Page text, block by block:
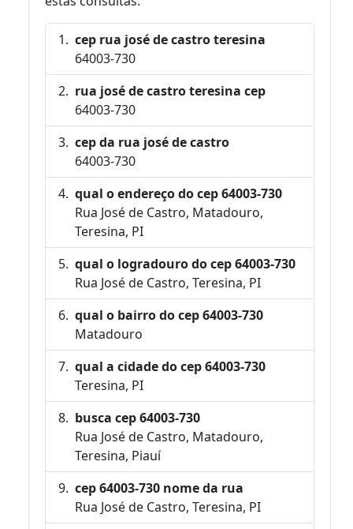
cep rua josé de castro teresina
64003-730
rua josé de castro teresina cep
64003-730
cep da rua josé de castro
64003-730
qual o endereço do cep 64003-730
Rua José de Castro, Matadouro,
Teresina, PI
qual o logradouro do cep 64003-730
Rua José de Castro, Teresina, PI
qual o bairro do cep 64003-730
Matadouro
qual a cidade do cep 64003-730
Teresina, PI
busca cep 64003-730
Rua José de Castro, Matadouro,
Teresina, Piauí
cep 64003-730 nome da rua
Rua José de Castro, Teresina, PI